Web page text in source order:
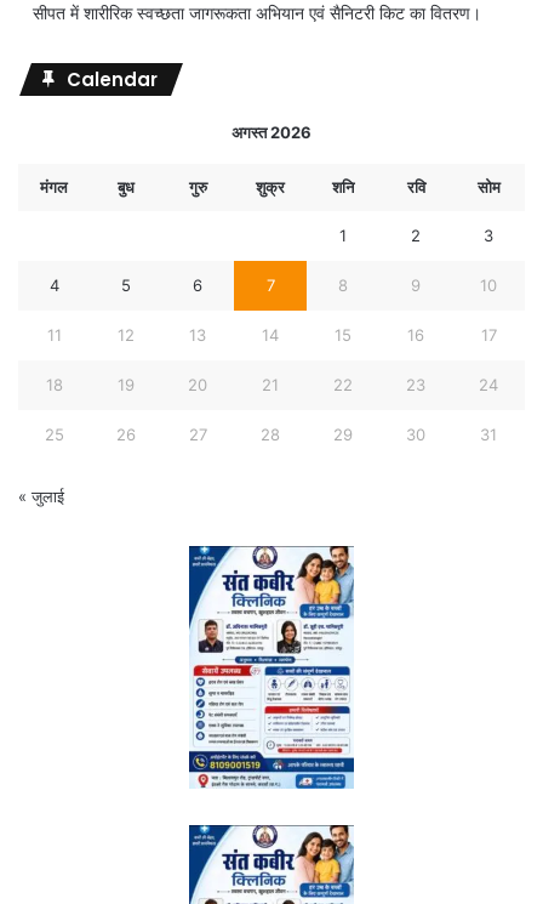
सीपत में शारीरिक स्वच्छता जागरूकता अभियान एवं सैनिटरी किट का वितरण।
Calendar
अगस्त 2026
मंगल बुध गुरु शुक्र शनि रवि सोम
1 2 3
4 5 6 7 8 9 10
11 12 13 14 15 16 17
18 19 20 21 22 23 24
25 26 27 28 29 30 31
« जुलाई